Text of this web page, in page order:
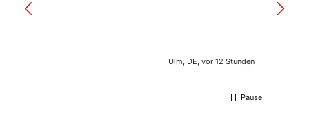
Ulm, DE, vor 12 Stunden
Pause